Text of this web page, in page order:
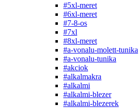
#5xl-meret
#6xl-meret
#7-8-os
#7xl
#8xl-meret
#a-vonalu-molett-tunika
#a-vonalu-tunika
#akciok
#alkalmakra
#alkalmi
#alkalmi-blezer
#alkalmi-blezerek